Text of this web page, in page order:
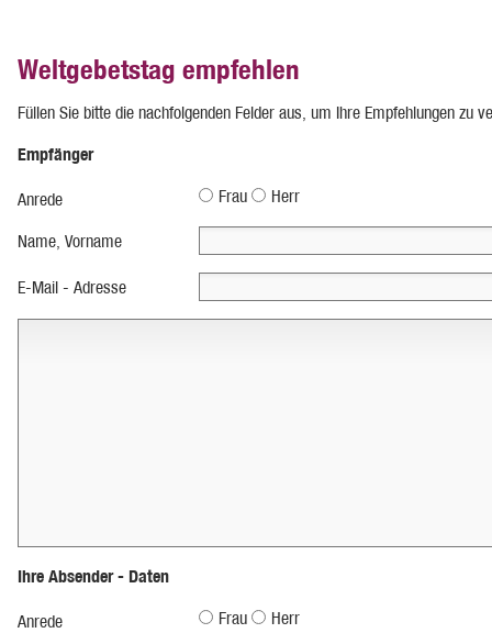
Weltgebetstag empfehlen
Füllen Sie bitte die nachfolgenden Felder aus, um Ihre Empfehlungen zu
Empfänger
Anrede Frau Herr
Name, Vorname
E-Mail - Adresse
Ihre Absender - Daten
Anrede Frau Herr